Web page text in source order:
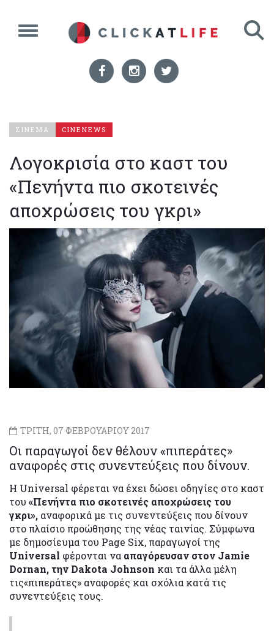
ΣΙΝΕΜΑ CINENEWS
Λογοκρισία στο καστ του
«Πενήντα πιο σκοτεινές
αποχρώσεις του γκρι»
ΤΡΙΤΗ, 07 ΦΕΒΡΟΥΑΡΙΟΥ 2017
Οι παραγωγοί δεν θέλουν «πιπεράτες»
αναφορές στις συνεντεύξεις που δίνουν.
Η Universal φέρεται να έχει δώσει οδηγίες στο καστ
του «Πενήντα πιο σκοτεινές αποχρώσεις του
γκρι», αναφορικά με τις συνεντεύξεις που δίνουν
στο πλαίσιο προώθησης της νέας ταινίας. Σύμφωνα
με δημοσίευμα του Page Six, παραγωγοί της
Universal φέρονται να απαγόρευσαν στον Jamie
Dornan, την Dakota Johnson και τα άλλα μέλη
τις«πιπεράτες» αναφορές και σχόλια κατά τις
συνεντεύξεις τους.